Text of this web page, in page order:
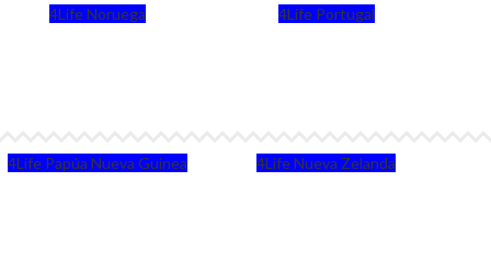
4Life Noruega 4Life Portugal
4Life Papúa Nueva Guinea 4Life Nueva Zelanda